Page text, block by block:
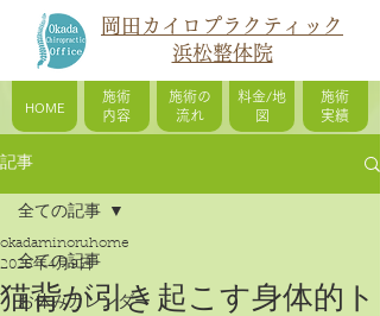
HOME
施術
内容
施術の
流れ
料金/地
図
施術
実績
岡田カイロプラクティック
浜松整体院
記事
全ての記事
お休みカレンダー
全ての記事
猫背が引き起こす身体的ト
okadaminoruhome
2025年4月9日